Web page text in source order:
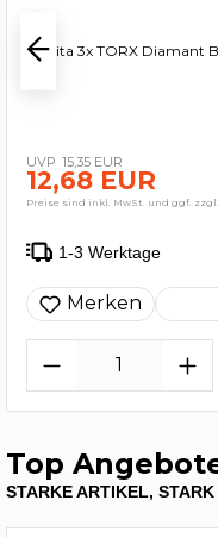
Makita 3x TORX Diamant
15,35 EUR
12,68 EUR
Preise sind inkl. MwSt. und ggf.
1-3 Werktage
Merken
Top
STARKE ARTIKEL,